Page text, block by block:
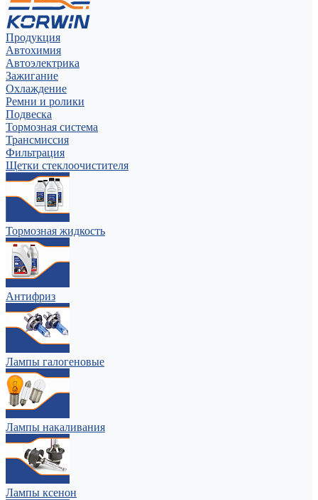
Продукция
Автохимия
Автоэлектрика
Зажигание
Охлаждение
Ремни и ролики
Подвеска
Тормозная система
Трансмиссия
Фильтрация
Щетки стеклоочистителя
Тормозная жидкость
Антифриз
Лампы галогеновые
Лампы накаливания
Лампы ксенон